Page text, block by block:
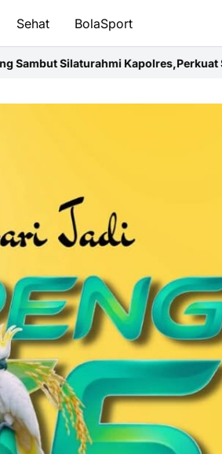
Sehat BolaSport
Sinergi untuk Pembangunan